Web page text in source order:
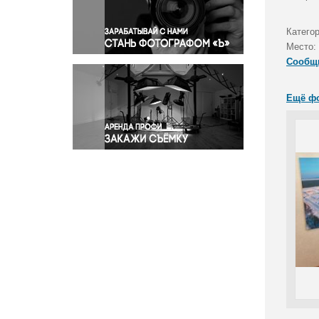
Правосудие
Происшествия и конфликты
Религия
Светская жизнь
Спорт
Экология
Экономика и бизнес
Место:
Ещё